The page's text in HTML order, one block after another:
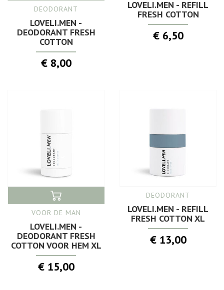
DEODORANT
LOVELI.MEN -
DEODORANT FRESH
COTTON
€ 8,00
LOVELI.MEN - REFILL
FRESH COTTON
€ 6,50
VOOR DE MAN
LOVELI.MEN -
DEODORANT FRESH
COTTON VOOR HEM XL
€ 15,00
DEODORANT
LOVELI.MEN - REFILL
FRESH COTTON XL
€ 13,00